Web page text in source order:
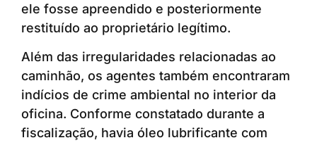
ele fosse apreendido e posteriormente
restituído ao proprietário legítimo.
Além das irregularidades relacionadas ao
caminhão, os agentes também encontraram
indícios de crime ambiental no interior da
oficina. Conforme constatado durante a
fiscalização, havia óleo lubrificante com